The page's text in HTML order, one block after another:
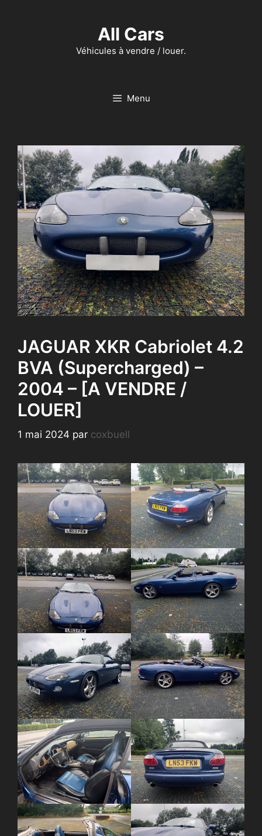
All Cars
Véhicules à vendre / louer.
Menu
JAGUAR XKR Cabriolet 4.2
BVA (Supercharged) –
2004 – [A VENDRE /
LOUER]
1 mai 2024 par coxbuell